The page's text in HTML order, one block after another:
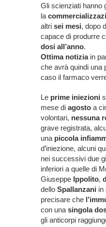
Gli scienziati hanno
la
altri sei mesi, dopo
capace di produrre
dosi all’anno.
Ottima notiziain
che avrà quindi una
caso il farmaco
Le prime iniezioni
mese di agosto a
volontari, nessuna
grave registrata,
una piccola
d’iniezione, alcuni
nei successivi due
inferiori a quelle di
Giuseppe Ippolito,
dello Spallanzani in
precisare che
con una singola
gli anticorpi